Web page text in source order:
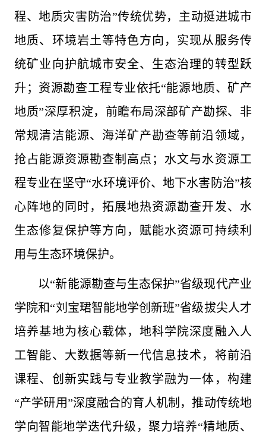
程、地质灾害防治”传统优势，主动挺进城市
地质、环境岩土等特色方向，实现从服务传
统矿业向护航城市安全、生态治理的转型跃
升；资源勘查工程专业依托“能源地质、矿产
地质”深厚积淀，前瞻布局深部矿产勘探、非
常规清洁能源、海洋矿产勘查等前沿领域，
抢占能源资源勘查制高点；水文与水资源工
程专业在坚守“水环境评价、地下水害防治”核
心阵地的同时，拓展地热资源勘查开发、水
生态修复保护等方向，赋能水资源可持续利
用与生态环境保护。
以“新能源勘查与生态保护”省级现代产业
学院和“刘宝珺智能地学创新班”省级拔尖人才
培养基地为核心载体，地科学院深度融入人
工智能、大数据等新一代信息技术，将前沿
课程、创新实践与专业教学融为一体，构建
“产学研用”深度融合的育人机制，推动传统地
学向智能地学迭代升级，聚力培养“精地质、